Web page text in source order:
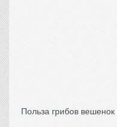
Польза грибов вешенок